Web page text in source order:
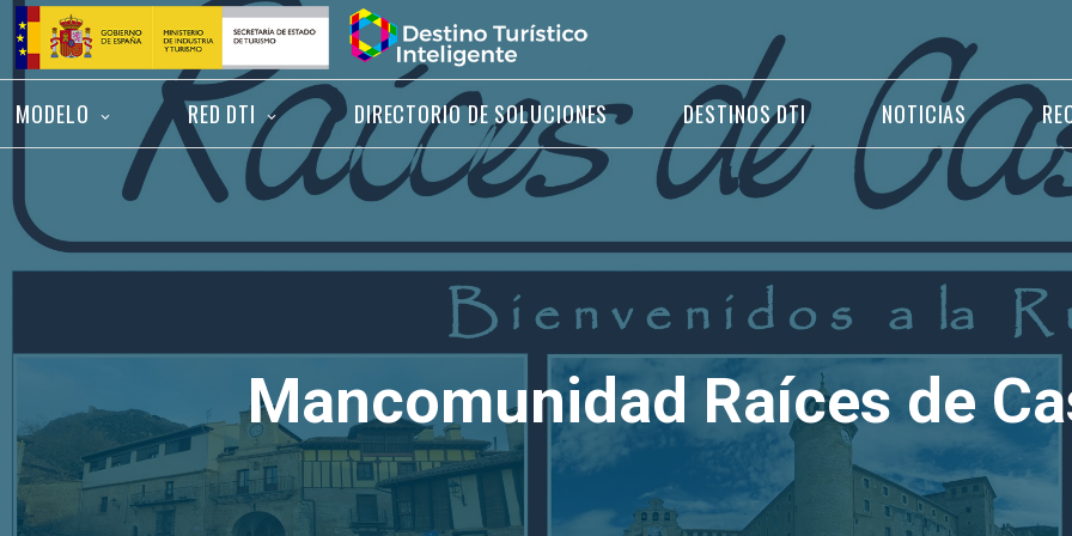
Saltar
contenido
Inicio
MODELO RED DTI DIRECTORIO DE SOLUCIONES DESTINOS DTI NOTICIAS
Mancomunidad Raíces de